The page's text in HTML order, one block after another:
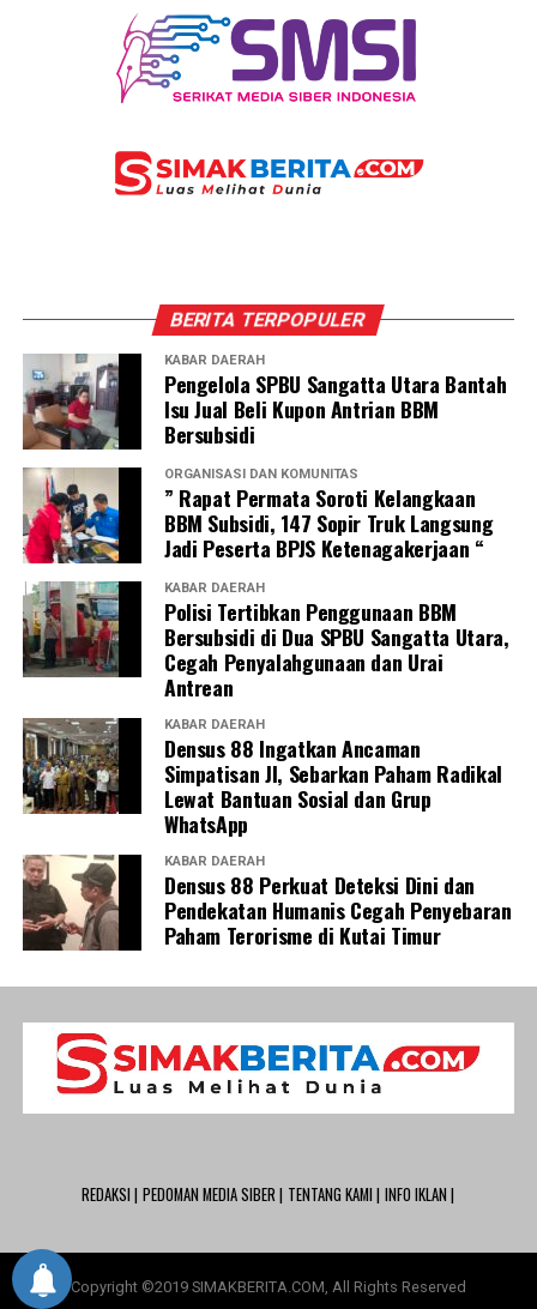
BERITA TERPOPULER
KABAR DAERAH
Pengelola SPBU Sangatta Utara Bantah
Isu Jual Beli Kupon Antrian BBM
Bersubsidi
ORGANISASI DAN KOMUNITAS
” Rapat Permata Soroti Kelangkaan
BBM Subsidi, 147 Sopir Truk Langsung
Jadi Peserta BPJS Ketenagakerjaan “
KABAR DAERAH
Polisi Tertibkan Penggunaan BBM
Bersubsidi di Dua SPBU Sangatta Utara,
Cegah Penyalahgunaan dan Urai
Antrean
KABAR DAERAH
Densus 88 Ingatkan Ancaman
Simpatisan JI, Sebarkan Paham Radikal
Lewat Bantuan Sosial dan Grup
WhatsApp
KABAR DAERAH
Densus 88 Perkuat Deteksi Dini dan
Pendekatan Humanis Cegah Penyebaran
Paham Terorisme di Kutai Timur
REDAKSI | PEDOMAN MEDIA SIBER | TENTANG KAMI | INFO IKLAN |
Copyright ©2019 SIMAKBERITA.COM, All Rights Reserved